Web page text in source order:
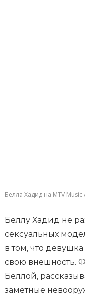
Белла Хадид на MTV Music
Беллу Хадид не
сексуальных
в том, что
свою внешность.
Беллой,
заметные